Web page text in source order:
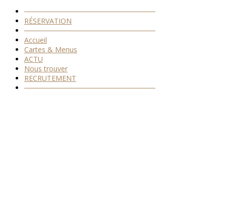
──────────────────────────
RÉSERVATION
──────────────────────────
Accueil
Cartes & Menus
ACTU
Nous trouver
RECRUTEMENT
──────────────────────────